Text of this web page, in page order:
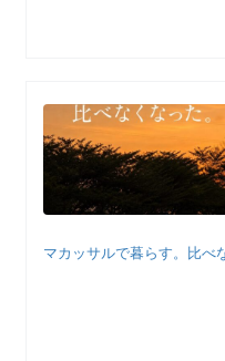
マカッサルで暮らす。比べ